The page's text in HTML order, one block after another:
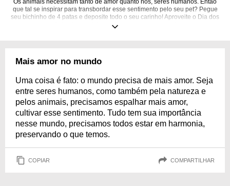
Os animais necessitam tanto de amor quanto nós, seres humanos. Então
que tal se inspirar para transbordar esse sentimento pelo seu pet? Pegue
seu bichinho de 4 patas e deposite todo o seu carinho! Aproveite o Dia dos
Animais, em 4 de outubro, para comemorar!
Mais amor no mundo
Uma coisa é fato: o mundo precisa de mais amor. Seja
entre seres humanos, como também pela natureza e
pelos animais, precisamos espalhar mais amor,
cultivar esse sentimento. Tudo tem sua importância
nesse mundo, precisamos todos estar em harmonia,
preservando o que temos.
COPIAR COMPARTILHAR